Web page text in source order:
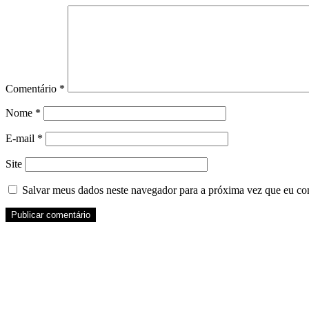
Comentário *
Nome *
E-mail *
Site
Salvar meus dados neste navegador para a próxima vez que eu